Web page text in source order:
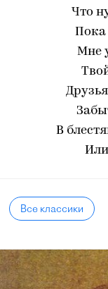
Что
Пока
Мне
В
Все классики